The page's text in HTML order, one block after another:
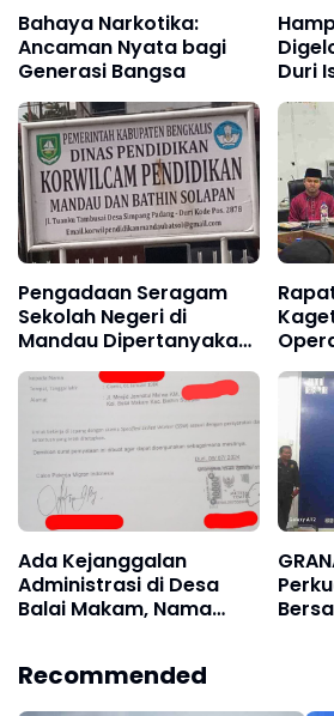
Bahaya Narkotika:
Ancaman Nyata bagi
Generasi Bangsa
Duri
Pengadaan Seragam
Sekolah Negeri di
Mandau Dipertanyakan,
PPDS Minta
Transparansi dan
Kepatuhan terhadap
Aturan
Pasar
Ada Kejanggalan
Administrasi di Desa
Balai Makam, Nama
Sorotan
Recommended